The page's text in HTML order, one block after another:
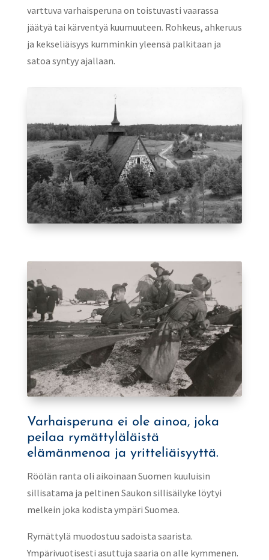
varttuva varhaisperuna on toistuvasti vaarassa
jäätyä tai kärventyä kuumuuteen. Rohkeus, ahkeruus
ja kekseliäisyys kumminkin yleensä palkitaan ja
satoa syntyy ajallaan.
Varhaisperuna ei ole ainoa, joka
peilaa rymättyläläistä
elämänmenoa ja yritteliäisyyttä.
Röölän ranta oli aikoinaan Suomen kuuluisin
sillisatama ja peltinen Saukon sillisäilyke löytyi
melkein joka kodista ympäri Suomea.
Rymättylä muodostuu sadoista saarista.
Ympärivuotisesti asuttuja saaria on alle kymmenen.